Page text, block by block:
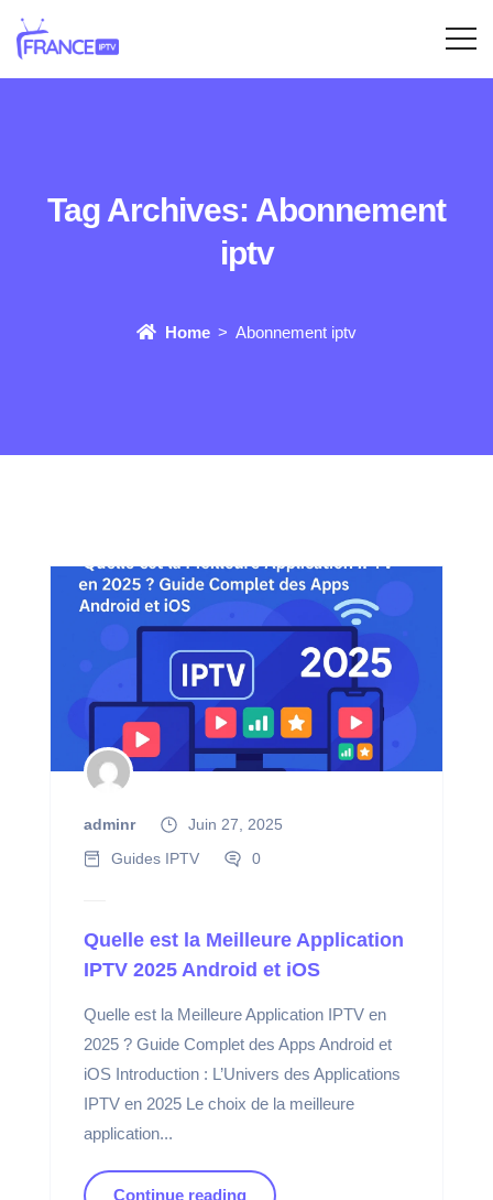
Tag Archives: Abonnement
iptv
Home Abonnement iptv
adminr
Juin 27, 2025
Guides IPTV
0
Quelle est la Meilleure Application
IPTV 2025 Android et iOS
Quelle est la Meilleure Application IPTV en
2025 ? Guide Complet des Apps Android et
iOS Introduction : L’Univers des Applications
IPTV en 2025 Le choix de la meilleure
application...
Continue reading